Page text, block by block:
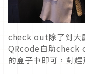
check out除了到大
QRcode自助check
的盒子中即可，對